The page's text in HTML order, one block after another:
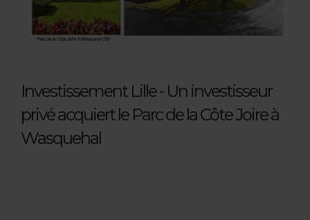
Investissement Lille - Un investisseur
privé acquiert le Parc de la Côte Joire à
Wasquehal